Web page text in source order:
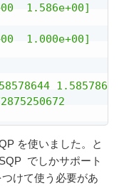
1.586e+00]
1.000e+00]
1.58578644]
を使いました。と
でしかサポート
けて使う必要があ